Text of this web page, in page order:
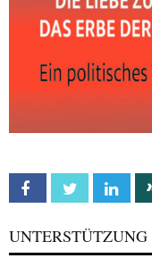
Facebook Twitter
UNTERSTÜTZUNG